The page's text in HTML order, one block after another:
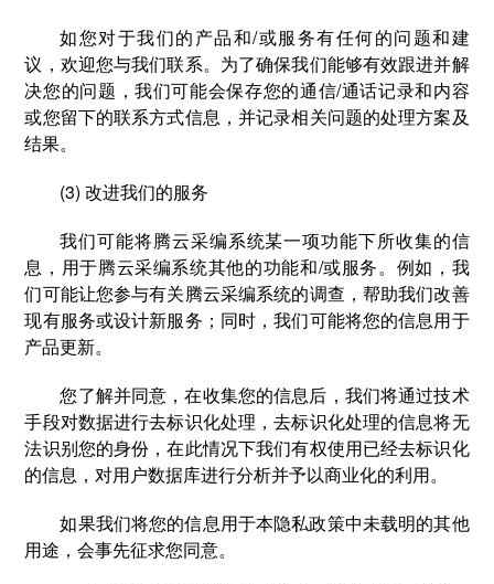
如您对于我们的产品和/或服务有任何的问题和建
议，欢迎您与我们联系。为了确保我们能够有效跟进并解
决您的问题，我们可能会保存您的通信/通话记录和内容
或您留下的联系方式信息，并记录相关问题的处理方案及
结果。
(3) 改进我们的服务
我们可能将腾云采编系统某一项功能下所收集的信
息，用于腾云采编系统其他的功能和/或服务。例如，我
们可能让您参与有关腾云采编系统的调查，帮助我们改善
现有服务或设计新服务；同时，我们可能将您的信息用于
产品更新。
您了解并同意，在收集您的信息后，我们将通过技术
手段对数据进行去标识化处理，去标识化处理的信息将无
法识别您的身份，在此情况下我们有权使用已经去标识化
的信息，对用户数据库进行分析并予以商业化的利用。
如果我们将您的信息用于本隐私政策中未载明的其他
用途，会事先征求您同意。